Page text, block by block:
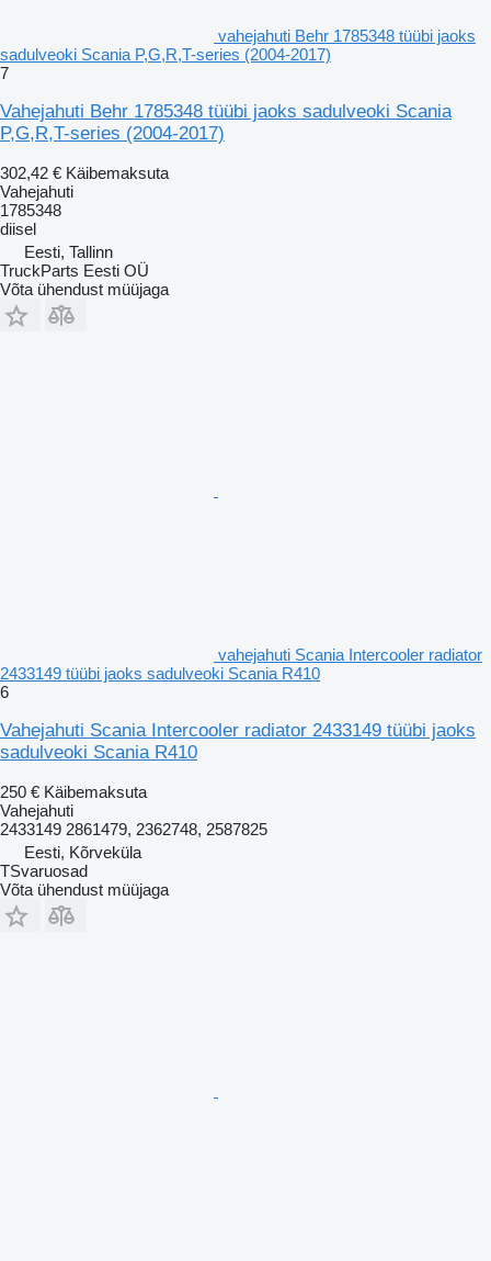
vahejahuti Behr 1785348 tüübi jaoks
sadulveoki Scania P,G,R,T-series (2004-2017)
7
Vahejahuti Behr 1785348 tüübi jaoks sadulveoki Scania
P,G,R,T-series (2004-2017)
302,42 € Käibemaksuta
Vahejahuti
1785348
diisel
Eesti, Tallinn
TruckParts Eesti OÜ
Võta ühendust müüjaga
vahejahuti Scania Intercooler radiator
2433149 tüübi jaoks sadulveoki Scania R410
6
Vahejahuti Scania Intercooler radiator 2433149 tüübi jaoks
sadulveoki Scania R410
250 € Käibemaksuta
Vahejahuti
2433149 2861479, 2362748, 2587825
Eesti, Kõrveküla
TSvaruosad
Võta ühendust müüjaga